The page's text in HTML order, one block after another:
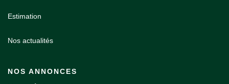
Estimation
Nos actualités
NOS ANNONCES